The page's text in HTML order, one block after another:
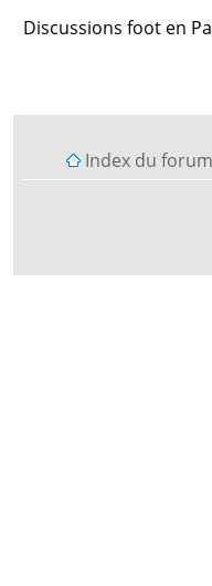
Discussions foot en
Index du forum